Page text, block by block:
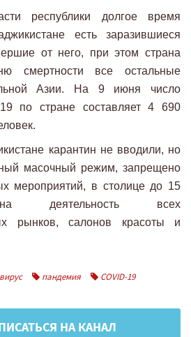
республики долгое время
есть заразившиеся
от него, при этом страна
смертности все остальные
Азии. На 9 июня число
по стране составляет 4 690
карантин не вводили, но
масочный режим, запрещено
мероприятий, в столице до 15
деятельность всех
рынков, салонов красоты и
пандемия COVID-19
НА КАНАЛ